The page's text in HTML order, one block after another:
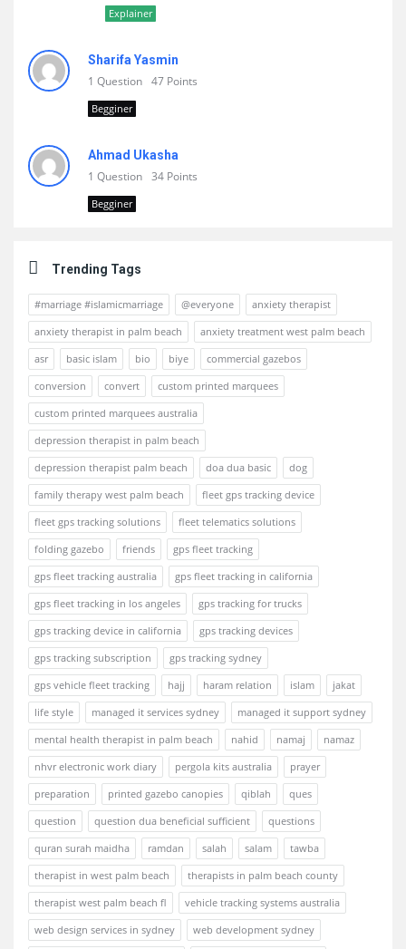
Explainer
Sharifa Yasmin
1 Question 47 Points
Begginer
Ahmad Ukasha
1 Question 34 Points
Begginer
Trending Tags
#marriage #islamicmarriage @everyone
anxiety therapist
anxiety therapist in palm beach
anxiety treatment west palm beach
asr
basic islam bio biye
commercial gazebos
conversion
convert
custom printed marquees
custom printed marquees australia
depression therapist in palm beach
depression therapist palm beach
doa dua basic
dog
family therapy west palm beach
fleet gps tracking device
fleet gps tracking solutions
fleet telematics solutions
folding gazebo
friends
gps fleet tracking
gps fleet tracking australia
gps fleet tracking in california
gps fleet tracking in los angeles
gps tracking for trucks
gps tracking device in california
gps tracking devices
gps tracking subscription
gps tracking sydney
gps vehicle fleet tracking
hajj haram relation islam
jakat
life style
managed it services sydney
managed it support sydney
mental health therapist in palm beach
nahid namaj
namaz
nhvr electronic work diary
pergola kits australia
prayer
preparation
printed gazebo canopies qiblah
ques
question
question dua beneficial sufficient
questions
quran surah maidha
ramdan salah salam
tawba
therapist in west palm beach
therapists in palm beach county
therapist west palm beach fl
vehicle tracking systems australia
web design services in sydney
web development sydney